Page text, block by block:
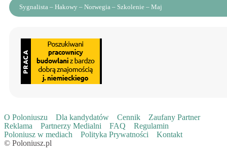
Sygnalista – Hakowy – Norwegia – Szkolenie – Maj
O Poloniuszu Dla kandydatów Cennik
Zaufany Partner
Reklama
Partnerzy Medialni FAQ
Regulamin
Poloniusz w mediach
Polityka Prywatności
Kontakt
© Poloniusz.pl